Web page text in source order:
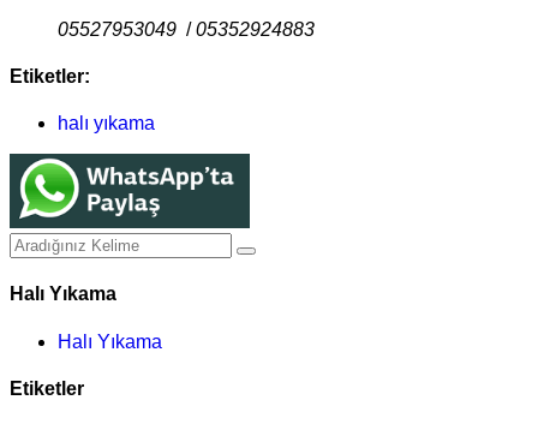
05527953049 /05352924883
Etiketler:
halı yıkama
Halı Yıkama
Halı Yıkama
Etiketler